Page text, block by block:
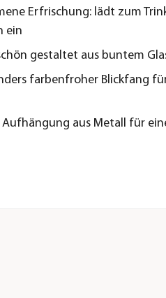
Erfrischung: lädt zum
ein
gestaltet aus buntem
farbenfroher Blickfang
Aufhängung aus Metall für